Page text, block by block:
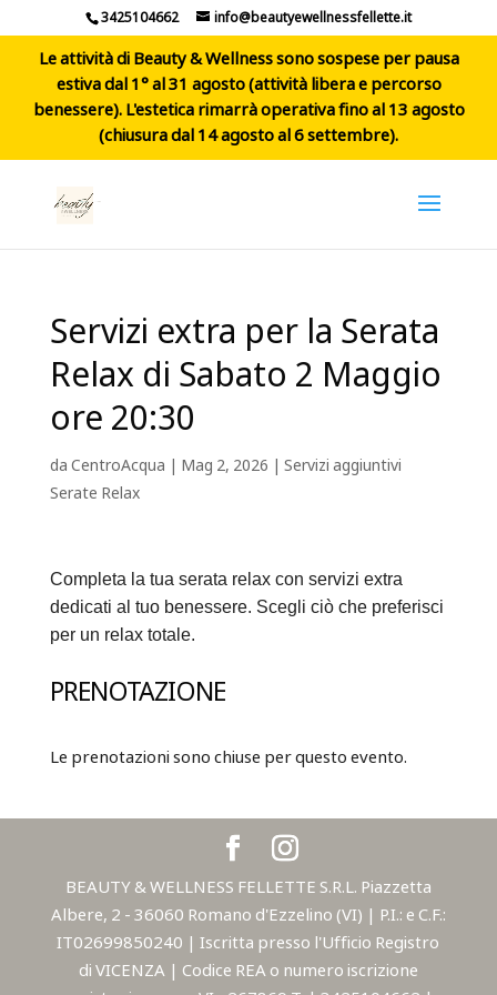
3425104662 info@beautyewellnessfellette.it
Le attività di Beauty & Wellness sono sospese per pausa
estiva dal 1° al 31 agosto (attività libera e percorso
benessere). L'estetica rimarrà operativa fino al 13 agosto
(chiusura dal 14 agosto al 6 settembre).
Servizi extra per la Serata
Relax di Sabato 2 Maggio
ore 20:30
daCentroAcqua | Mag 2, 2026 | Servizi aggiuntivi
Serate Relax
Completa la tua serata relax con servizi extra
dedicati al tuo benessere. Scegli ciò che preferisci
per un relax totale.
PRENOTAZIONE
Le prenotazioni sono chiuse per questo evento.
BEAUTY & WELLNESS FELLETTE S.R.L. Piazzetta
Albere, 2 - 36060 Romano d'Ezzelino (VI) | P.I.: e C.F.:
IT02699850240 | Iscritta presso l'Ufficio Registro
di VICENZA | Codice REA o numero iscrizione